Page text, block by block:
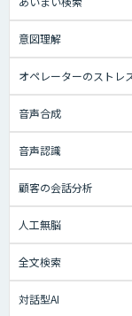
意図理解
オペレーターのストレ
音声合成
音声認識
顧客の会話分析
人工無脳
全文検索
対話型AI